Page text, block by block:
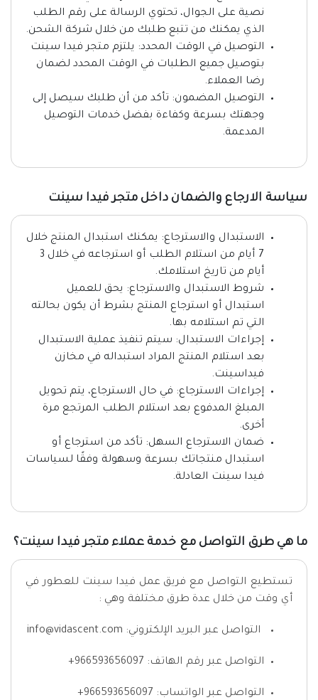
نصية على الجوال، تحتوي الرسالة على رقم الطلب
الذي يمكنك من تتبع طلبك من خلال شركة الشحن.
التوصيل في الوقت المحدد: يلتزم متجر فيدا سينت
بتوصيل جميع الطلبات في الوقت المحدد لضمان
رضا العملاء.
التوصيل المضمون: تأكد من أن طلبك سيصل إلى
وجهتك بسرعة وكفاءة بفضل خدمات التوصيل
المدعمة.
سياسة الارجاع والضمان داخل متجر فيدا سينت
الاستبدال والاسترجاع: يمكنك استبدال المنتج خلال
7 أيام من استلام الطلب أو استرجاعه في خلال 3
أيام من تاريخ استلامك.
شروط الاستبدال والاسترجاع: يحق للعميل
استبدال أو استرجاع المنتج بشرط أن يكون بحالته
التي تم استلامه بها.
إجراءات الاستبدال: سيتم تنفيذ عملية الاستبدال
بعد استلام المنتج المراد استبداله في مخازن
فيداسينت.
إجراءات الاسترجاع: في حال الاسترجاع، يتم تحويل
المبلغ المدفوع بعد استلام الطلب المرتجع مرة
أخرى.
ضمان الاسترجاع السهل: تأكد من استرجاع أو
استبدال منتجاتك بسرعة وسهولة وفقًا لسياسات
فيدا سينت العادلة.
ما هي طرق التواصل مع خدمة عملاء متجر فيدا سينت؟
تستطيع التواصل مع فريق عمل فيدا سينت للعطور في
أي وقت من خلال عدة طرق مختلفة وهي :
التواصل عبر البريد الإلكتروني: info@vidascent.com
التواصل عبر رقم الهاتف: 966593656097+
التواصل عبر الواتساب: 966593656097+